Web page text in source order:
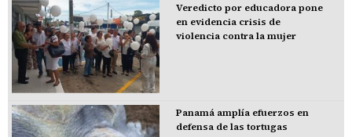
Veredicto por educadora pone
en evidencia crisis de
violencia contra la mujer
Panamá amplía efuerzos en
defensa de las tortugas